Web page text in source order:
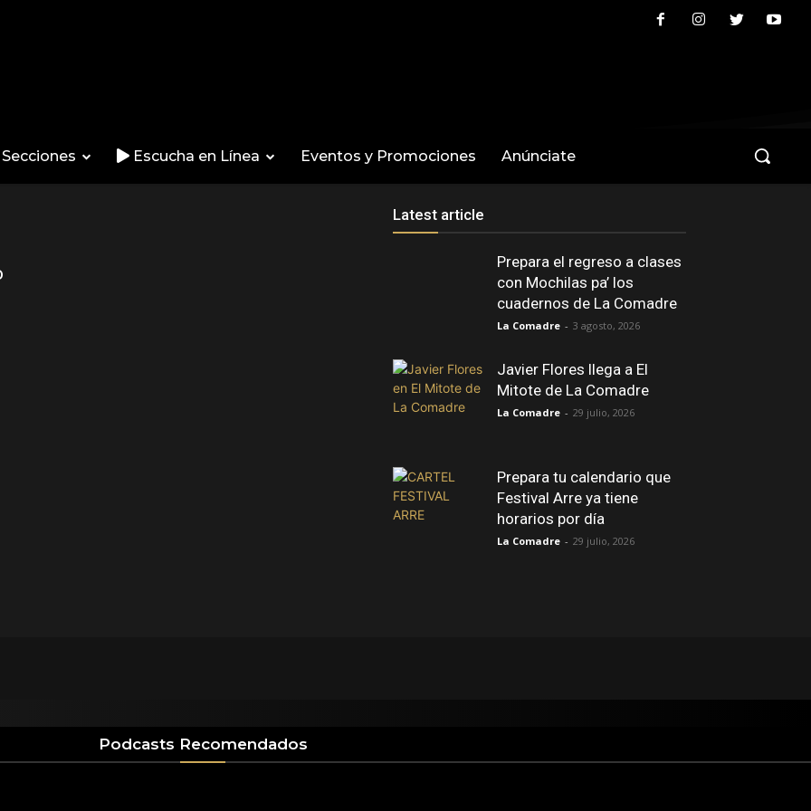
Secciones Escucha en Línea Eventos y Promociones Anúnciate
Latest article
Prepara el regreso a clases
con Mochilas pa’ los
cuadernos de La Comadre
La Comadre - 3 agosto, 2026
Javier Flores llega a El
Mitote de La Comadre
La Comadre - 29 julio, 2026
Prepara tu calendario que
Festival Arre ya tiene
horarios por día
La Comadre - 29 julio, 2026
Podcasts Recomendados